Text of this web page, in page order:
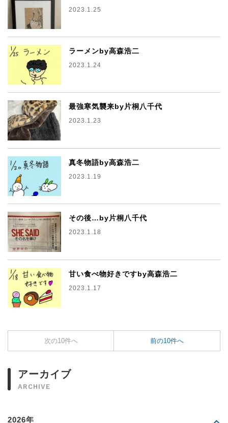
2023.1.25
ラーメンby高森浩二
2023.1.24
最強寒気襲来by片桐八千代
2023.1.23
真冬物語by高森浩二
2023.1.19
その後…by片桐八千代
2023.1.18
甘い食べ物好きですby高森浩二
2023.1.17
次の10件へ 前の10件へ
アーカイブ
ARCHIVE
2026年